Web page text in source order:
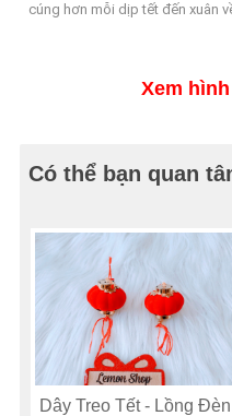
cúng hơn mỗi dịp tết đến xuân
Xem
Có thể bạn quan
Dây Treo Tết - Lồng Đèn